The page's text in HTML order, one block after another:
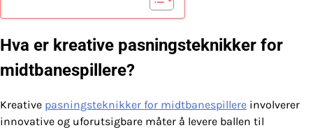
Hva er kreative pasningsteknikker for
midtbanespillere?
Kreative pasningsteknikker for midtbanespillere involverer
innovative og uforutsigbare måter å levere ballen til